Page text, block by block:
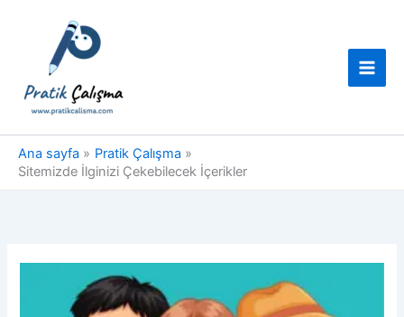
Ana sayfa
Pratik Çalışma
Sitemizde İlginizi Çekebilecek İçerikler